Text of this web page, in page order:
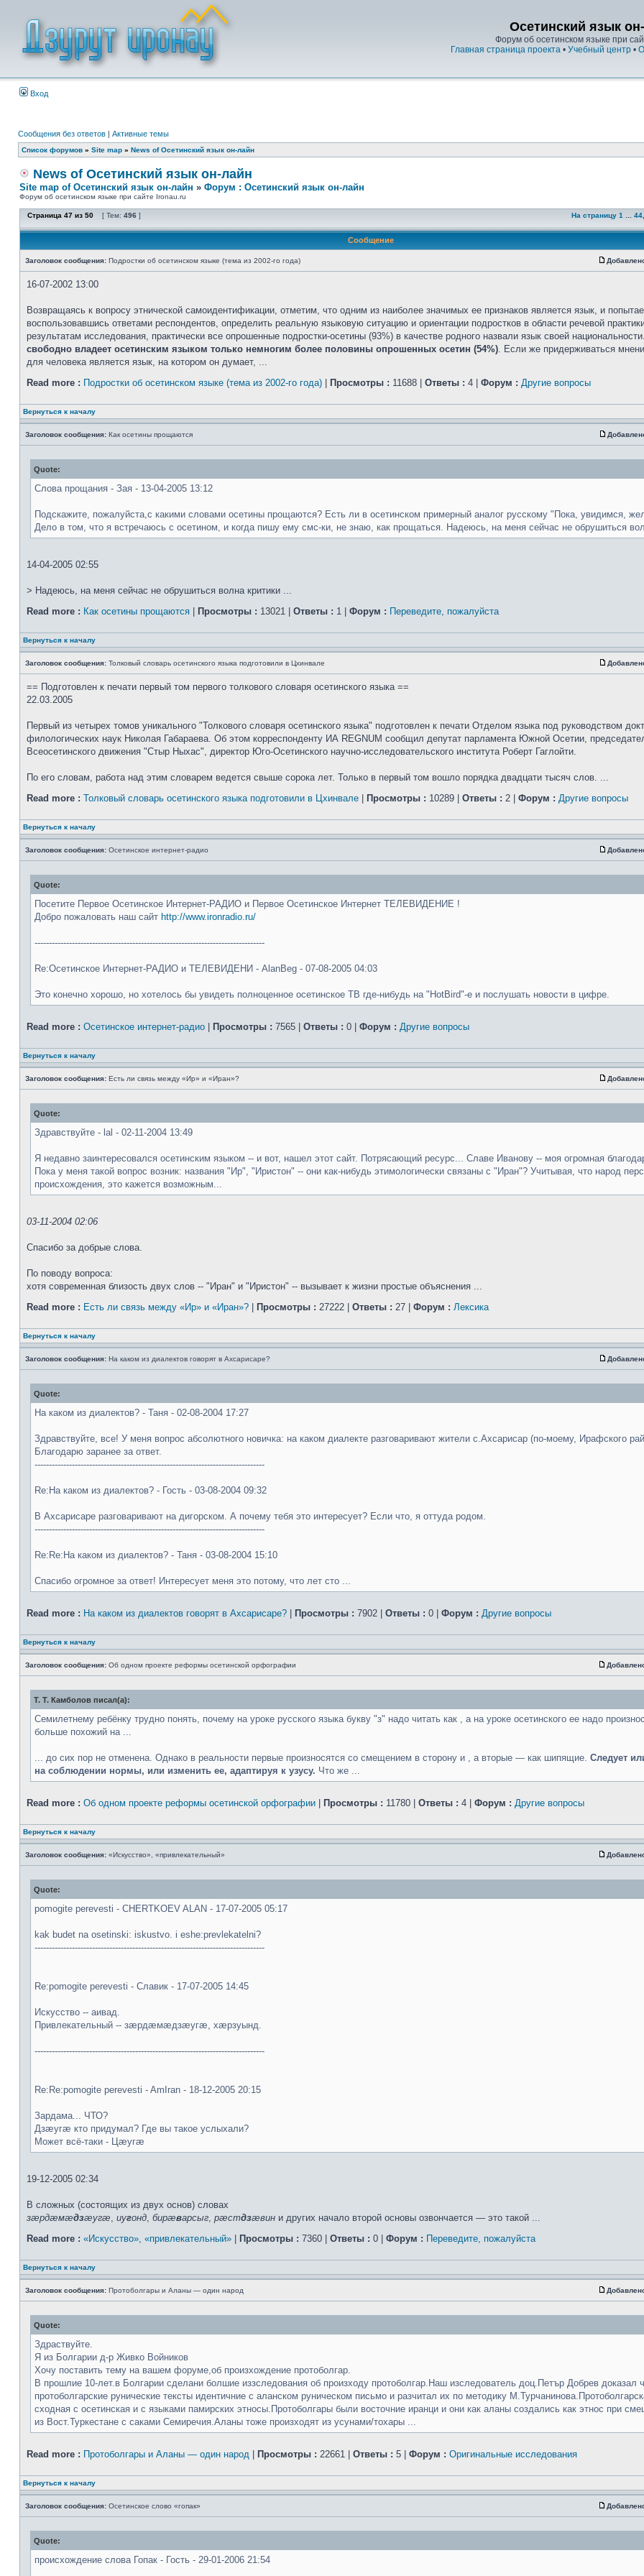
Осетинский язык
Форум об осетинском языке при
Главная страница проекта • Учебный центр •
Вход
Сообщения без ответов | Активные темы
Список форумов » Site map » News of Осетинский язык он-лайн
News of Осетинский язык он-лайн
Site map of Осетинский язык он-лайн » Форум : Осетинский язык он-лайн
Форум об осетинском языке при сайте Ironau.ru
Страница 47 из 50 [ Тем: 496 ] На страницу 1 44
Сообщение
Заголовок сообщения: Подростки об осетинском языке (тема из 2002-го года)
16-07-2002 13:00
Возвращаясь к вопросу этнической самоидентификации, отметим, что одним из наиболее значимых ее признаков является язык, и
воспользовавшись ответами респондентов, определить реальную языковую ситуацию и ориентации подростков в области речевой
результатам исследования, практически все опрошенные подростки-осетины (93%) в качестве родного назвали язык своей
свободно владеет осетинским языком только немногим более половины опрошенных осетин (54%). Если же придерживаться
для человека является язык, на котором он думает, ...
Read more : Подростки об осетинском языке (тема из 2002-го года) Просмотры : 11688 | Ответы : 4 | Форум : Другие вопросы
Вернуться к началу
Заголовок сообщения: Как осетины прощаются
Quote:
Слова прощания - Зая - 13-04-2005 13:12
Подскажите, пожалуйста,с какими словами осетины прощаются? Есть ли в осетинском примерный аналог русскому "Пока, увидимся,
Дело в том, что я встречаюсь с осетином, и когда пишу ему смс-ки, не знаю, как прощаться. Надеюсь, на меня сейчас не обрушиться
14-04-2005 02:55
> Надеюсь, на меня сейчас не обрушиться волна критики ...
Read more : Как осетины прощаются Просмотры : 13021 | Ответы : 1 | Форум : Переведите, пожалуйста
Вернуться к началу
Заголовок сообщения: Толковый словарь осетинского языка подготовили в Цхинвале
== Подготовлен к печати первый том первого толкового словаря осетинского языка ==
22.03.2005
Первый из четырех томов уникального "Толкового словаря осетинского языка" подготовлен к печати Отделом языка под руководством
филологических наук Николая Габараева. Об этом корреспонденту ИА REGNUM сообщил депутат парламента Южной Осетии,
Всеосетинского движения "Стыр Ныхас", директор Юго-Осетинского научно-исследовательского института Роберт Гаглойти.
По его словам, работа над этим словарем ведется свыше сорока лет. Только в первый том вошло порядка двадцати тысяч слов. ...
Read more : Толковый словарь осетинского языка подготовили в Цхинвале Просмотры : 10289 | Ответы : 2 | Форум : Другие вопросы
Вернуться к началу
Заголовок сообщения: Осетинское интернет-радио
Quote:
Посетите Первое Осетинское Интернет-РАДИО и Первое Осетинское Интернет ТЕЛЕВИДЕНИЕ !
Добро пожаловать наш сайт http://www.ironradio.ru/
--------------------------------------------------------------------------------
Re:Осетинское Интернет-РАДИО и ТЕЛЕВИДЕНИ - AlanBeg - 07-08-2005 04:03
Это конечно хорошо, но хотелось бы увидеть полноценное осетинское ТВ где-нибудь на "HotBird"-е и послушать новости в цифре.
Read more : Осетинское интернет-радио Просмотры : 7565 | Ответы : 0 | Форум : Другие вопросы
Вернуться к началу
Заголовок сообщения: Есть ли связь между «Ир» и «Иран»?
Quote:
Здравствуйте - lal - 02-11-2004 13:49
Я недавно заинтересовался осетинским языком -- и вот, нашел этот сайт. Потрясающий ресурс... Славе Иванову -- моя огромная
Пока у меня такой вопрос возник: названия "Ир", "Иристон" -- они как-нибудь этимологически связаны с "Иран"? Учитывая, что народ
происхождения, это кажется возможным...
03-11-2004 02:06
Спасибо за добрые слова.
По поводу вопроса:
хотя современная близость двух слов -- "Иран" и "Иристон" -- вызывает к жизни простые объяснения ...
Read more : Есть ли связь между «Ир» и «Иран»? Просмотры : 27222 | Ответы : 27 | Форум : Лексика
Вернуться к началу
Заголовок сообщения: На каком из диалектов говорят в Ахсарисаре?
Quote:
На каком из диалектов? - Таня - 02-08-2004 17:27
Здравствуйте, все! У меня вопрос абсолютного новичка: на каком диалекте разговаривают жители с.Ахсарисар (по-моему, Ирафского
Благодарю заранее за ответ.
--------------------------------------------------------------------------------
Re:На каком из диалектов? - Гость - 03-08-2004 09:32
В Ахсарисаре разговаривают на дигорском. А почему тебя это интересует? Если что, я оттуда родом.
--------------------------------------------------------------------------------
Re:Re:На каком из диалектов? - Таня - 03-08-2004 15:10
Спасибо огромное за ответ! Интересует меня это потому, что лет сто ...
Read more : На каком из диалектов говорят в Ахсарисаре? Просмотры : 7902 | Ответы : 0 | Форум : Другие вопросы
Вернуться к началу
Заголовок сообщения: Об одном проекте реформы осетинской орфографии
Т. Т. Камболов писал(а):
Семилетнему ребёнку трудно понять, почему на уроке русского языка букву "з" надо читать как , а на уроке осетинского ее надо
больше похожий на ...
... до сих пор не отменена. Однако в реальности первые произносятся со смещением в сторону и , а вторые — как шипящие. Следует
на соблюдении нормы, или изменить ее, адаптируя к узусу. Что же ...
Read more : Об одном проекте реформы осетинской орфографии Просмотры : 11780 | Ответы : 4 | Форум : Другие вопросы
Вернуться к началу
Заголовок сообщения: «Искусство», «привлекательный»
Quote:
pomogite perevesti - CHERTKOEV ALAN - 17-07-2005 05:17
kak budet na osetinski: iskustvo. i eshe:prevlekatelni?
--------------------------------------------------------------------------------
Re:pomogite perevesti - Славик - 17-07-2005 14:45
Искусство -- аивад.
Привлекательный -- зæрдæмæдзæугæ, хæрзуынд.
--------------------------------------------------------------------------------
Re:Re:pomogite perevesti - AmIran - 18-12-2005 20:15
Зардама... ЧТО?
Дзæугæ кто придумал? Где вы такое услыхали?
Может всё-таки - Цæугæ
19-12-2005 02:34
В сложных (состоящих из двух основ) словах
зæрдæмæдзæугæ, иугонд, бирæварсыг, рæстдзæвин и других начало второй основы озвончается — это такой ...
Read more : «Искусство», «привлекательный» Просмотры : 7360 | Ответы : 0 | Форум : Переведите, пожалуйста
Вернуться к началу
Заголовок сообщения: Протоболгары и Аланы — один народ
Quote:
Здраствуйте.
Я из Болгарии д-р Живко Войников
Хочу поставить тему на вашем форуме,об произхождение протоболгар.
В прошлие 10-лет.в Болгарии сделани болшие иззследования об произходу протоболгар.Наш изследователь доц.Петър Добрев доказал
протоболгарские рунические тексты идентичние с аланском руническом письмо и разчитал их по методику
сходная с осетинская и с языками памирских этносы.Протоболгары были восточние иранци и они как аланы создались как этнос при
из Вост.Туркестане с саками Семиречия.Аланы тоже произходят из усунами/тохары ...
Read more : Протоболгары и Аланы — один народ Просмотры : 22661 | Ответы : 5 | Форум : Оригинальные исследования
Вернуться к началу
Заголовок сообщения: Осетинское слово «гопак»
Quote:
происхождение слова Гопак - Гость - 29-01-2006 21:54